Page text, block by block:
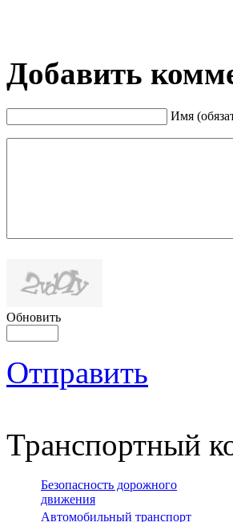
Добавить
Имя
Обновить
Отправить
Транспортный
Безопасность дорожного
движения
Автомобильный транспорт